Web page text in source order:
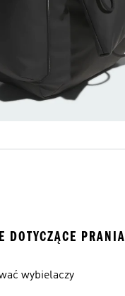
DOTYCZĄCE PRANIA
wybielaczy